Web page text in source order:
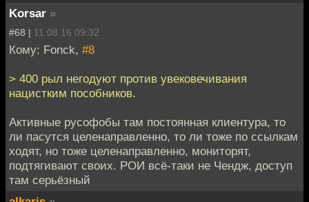
Korsar »
#68 | 11.08.16 09:32
Кому: Fonck, #8
> 400 рыл негодуют против увековечивания
нацистким пособников.
Активные русофобы там постоянная клиентура, то
ли пасутся целенаправленно, то ли тоже по ссылкам
ходят, но тоже целенаправленно, мониторят,
подтягивают своих. РОИ всё-таки не Чендж, доступ
там серьёзный